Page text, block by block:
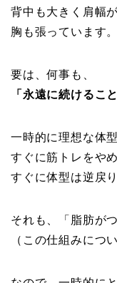
背中も大きく肩幅が
胸も張っています。
要は、何事も、
「永遠に続けるこ
一時的に理想な体
すぐに筋トレをや
すぐに体型は逆戻
それも、「脂肪が
（この仕組みにつ